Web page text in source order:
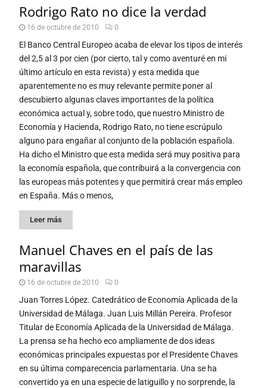
Rodrigo Rato no dice la verdad
16 de octubre de 2010 0
El Banco Central Europeo acaba de elevar los tipos de interés
del 2,5 al 3 por cien (por cierto, tal y como aventuré en mi
último artículo en esta revista) y esta medida que
aparentemente no es muy relevante permite poner al
descubierto algunas claves importantes de la política
económica actual y, sobre todo, que nuestro Ministro de
Economía y Hacienda, Rodrigo Rato, no tiene escrúpulo
alguno para engañar al conjunto de la población española.
Ha dicho el Ministro que esta medida será muy positiva para
la economía española, que contribuirá a la convergencia con
las europeas más potentes y que permitirá crear más empleo
en España. Más o menos,
Leer más
Manuel Chaves en el país de las
maravillas
16 de octubre de 2010 0
Juan Torres López. Catedrático de Economía Aplicada de la
Universidad de Málaga. Juan Luis Millán Pereira. Profesor
Titular de Economía Aplicada de la Universidad de Málaga.
La prensa se ha hecho eco ampliamente de dos ideas
económicas principales expuestas por el Presidente Chaves
en su última comparecencia parlamentaria. Una se ha
convertido ya en una especie de latiguillo y no sorprende, la